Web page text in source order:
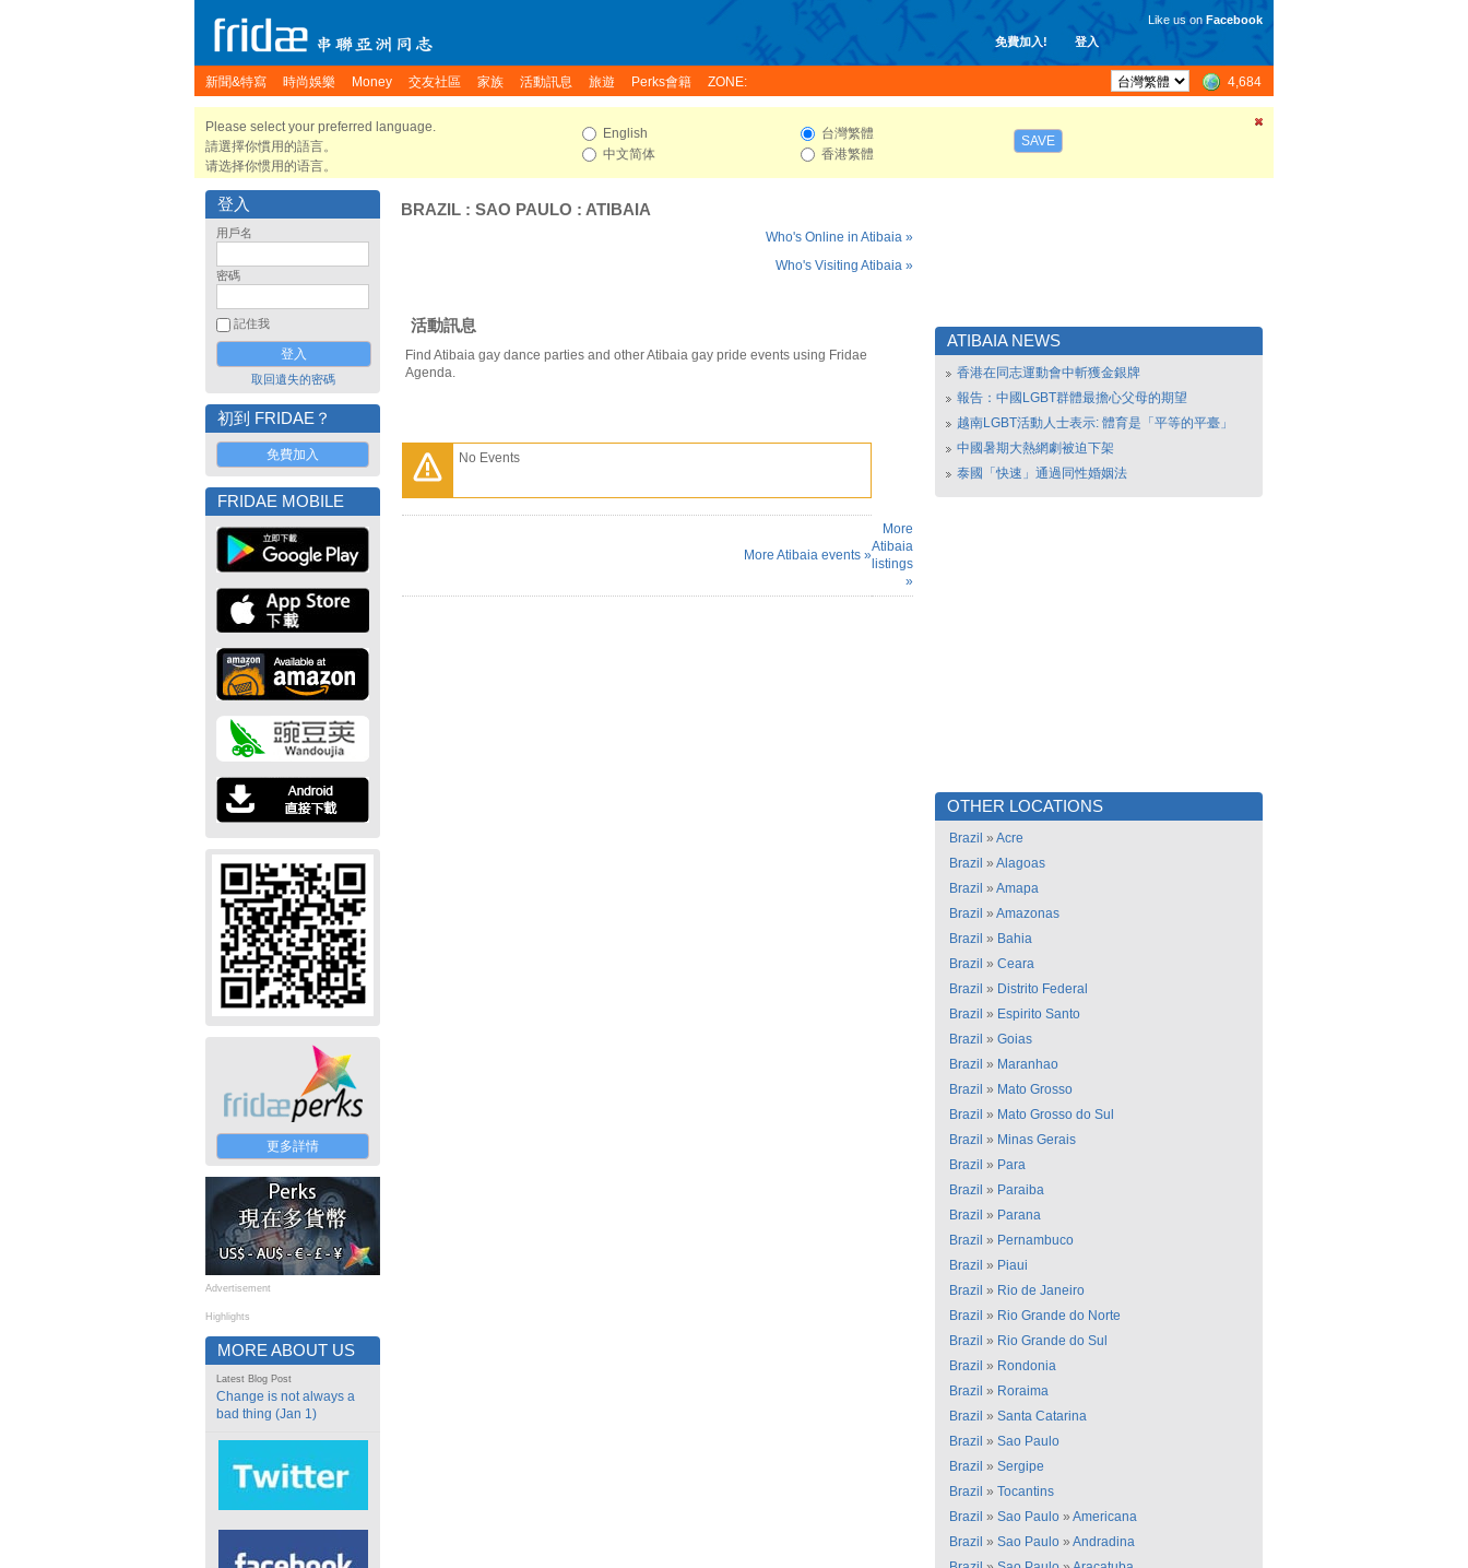
免費加入! 登入
Like us on Facebook
新聞&特寫 時尚娛樂 Money 交友社區 家族 活動訊息 旅遊 Perks會籍 ZONE: 4,684
Please select your preferred language.
請選擇你慣用的語言。
请选择你惯用的语言。
English
中文简体
台灣繁體
香港繁體
SAVE
登入
用戶名
密碼
記住我
取回遺失的密碼
初到 FRIDAE？
免費加入
FRIDAE MOBILE
更多詳情
Advertisement
Highlights
MORE ABOUT US
Latest Blog Post
Change is not always a
bad thing (Jan 1)
BRAZIL : SAO PAULO : ATIBAIA
Who's Online in Atibaia »
Who's Visiting Atibaia »
活動訊息
Find Atibaia gay dance parties and other Atibaia gay pride events using Fridae
Agenda.
No Events
More Atibaia events »
More
Atibaia
listings
»
ATIBAIA NEWS
香港在同志運動會中斬獲金銀牌
報告：中國LGBT群體最擔心父母的期望
越南LGBT活動人士表示: 體育是「平等的平臺」
中國暑期大熱網劇被迫下架
泰國「快速」通過同性婚姻法
OTHER LOCATIONS
Brazil » Acre
Brazil » Alagoas
Brazil » Amapa
Brazil » Amazonas
Brazil » Bahia
Brazil » Ceara
Brazil » Distrito Federal
Brazil » Espirito Santo
Brazil » Goias
Brazil » Maranhao
Brazil » Mato Grosso
Brazil » Mato Grosso do Sul
Brazil » Minas Gerais
Brazil » Para
Brazil » Paraiba
Brazil » Parana
Brazil » Pernambuco
Brazil » Piaui
Brazil » Rio de Janeiro
Brazil » Rio Grande do Norte
Brazil » Rio Grande do Sul
Brazil » Rondonia
Brazil » Roraima
Brazil » Santa Catarina
Brazil » Sao Paulo
Brazil » Sergipe
Brazil » Tocantins
Brazil » Sao Paulo » Americana
Brazil » Sao Paulo » Andradina